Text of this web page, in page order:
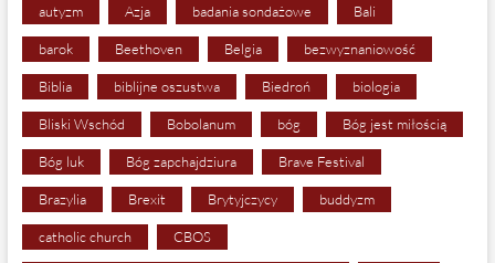
autyzm Azja badania sondażowe Bali
barok Beethoven Belgia bezwyznaniowość
Biblia biblijne oszustwa Biedroń biologia
Bliski Wschód Bobolanum bóg Bóg jest miłością
Bóg luk Bóg zapchajdziura Brave Festival
Brazylia Brexit Brytyjczycy buddyzm
catholic church CBOS